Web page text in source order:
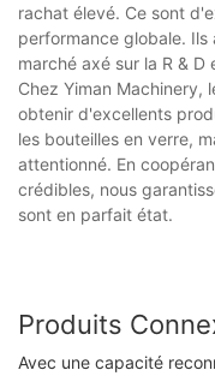
rachat élevé. Ce sont
performance globale.
marché axé sur la R &
Chez Yiman Machinery,
obtenir d'excellents
les bouteilles en verre,
attentionné. En
crédibles, nous
sont en parfait état.
Produits
Avec une capacité